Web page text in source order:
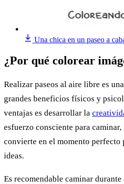
Una chica en un paseo a
¿Por qué colorear
Realizar paseos al aire libre es
grandes beneficios físicos y
ventajas es desarrollar la
esfuerzo consciente para
convierte en el momento
ideas.
Es recomendable caminar